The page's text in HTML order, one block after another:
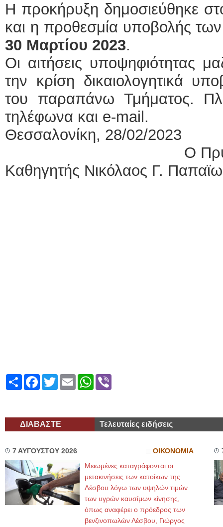
Η προκήρυξη δημοσιεύθηκε
και η προθεσμία υποβολής των
30 Μαρτίου 2023.
Οι αιτήσεις υποψηφιότητας
την κρίση δικαιολογητικά
του παραπάνω Τμήματος.
τηλέφωνα και e-mail.
Θεσσαλονίκη, 28/02/2023
Ο
Καθηγητής Νικόλαος Γ.
ShareFacebook
TwitterEmailWhatsApp
ΔΙΑΒΑΣΤΕ Τελευταίες ειδήσεις
7 ΑΥΓΟΥΣΤΟΥ 2026 ΟΙΚΟΝΟΜΙΑ
Μειωμένες καταγράφονται οι
μετακινήσεις των κατοίκων της
Λέσβου λόγω των υψηλών τιμών
των υγρών καυσίμων κίνησης,
όπως αναφέρει ο πρόεδρος των
βενζινοπωλών Λέσβου, Γιώργος